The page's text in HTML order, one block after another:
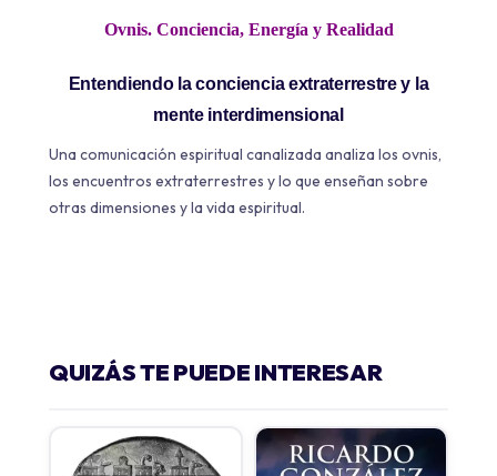
Ovnis. Conciencia, Energía y Realidad
Entendiendo la conciencia extraterrestre y la
mente interdimensional
Una comunicación espiritual canalizada analiza los ovnis,
los encuentros extraterrestres y lo que enseñan sobre
otras dimensiones y la vida espiritual.
QUIZÁS TE PUEDE INTERESAR